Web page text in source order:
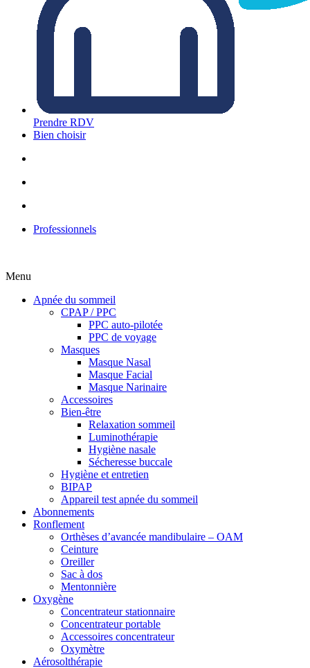
Prendre RDV
Bien choisir
Professionnels
Menu
Apnée du sommeil
CPAP / PPC
PPC auto-pilotée
PPC de voyage
Masques
Masque Nasal
Masque Facial
Masque Narinaire
Accessoires
Bien-être
Relaxation sommeil
Luminothérapie
Hygiène nasale
Sécheresse buccale
Hygiène et entretien
BIPAP
Appareil test apnée du sommeil
Abonnements
Ronflement
Orthèses d’avancée mandibulaire – OAM
Ceinture
Oreiller
Sac à dos
Mentonnière
Oxygène
Concentrateur stationnaire
Concentrateur portable
Accessoires concentrateur
Oxymètre
Aérosolthérapie